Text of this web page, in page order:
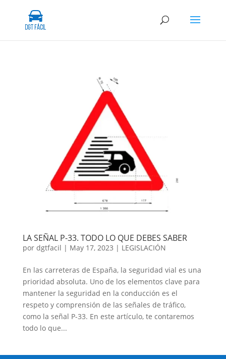
LA SEÑAL P-33. TODO LO QUE DEBES SABER
por dgtfacil | May 17, 2023 | LEGISLACIÓN
En las carreteras de España, la seguridad vial es una
prioridad absoluta. Uno de los elementos clave para
mantener la seguridad en la conducción es el
respeto y comprensión de las señales de tráfico,
como la señal P-33. En este artículo, te contaremos
todo lo que...